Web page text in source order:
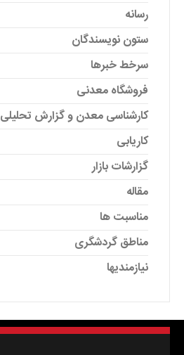
رسانه
ستون نویسندگان
سرخط خبرها
فروشگاه معدنی
کارشناسی معدن و گزارش تحلیلی
کاریابی
گزارشات بازار
مقاله
مناسبت ها
مناطق گردشگری
نیازمندیها